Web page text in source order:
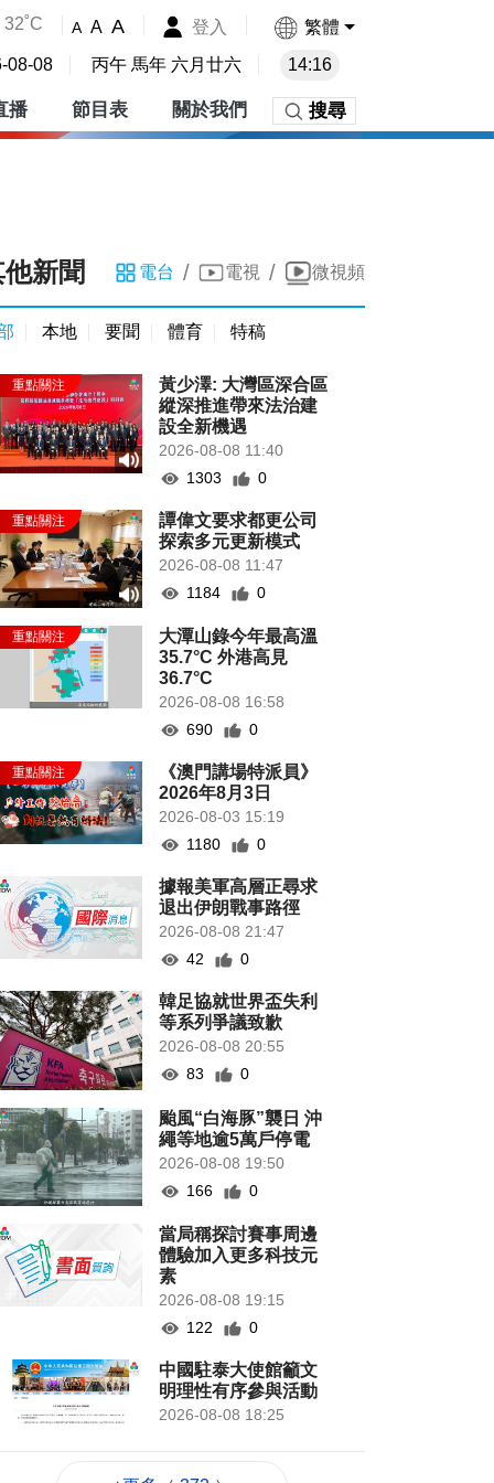
32˚C A A A 登入 繁體
08-08 丙午 馬年 六月廿六 14:16
播 節目表 關於我們 搜尋
新聞 電台 / 電視 / 微視頻
本地 要聞 體育 特稿
黃少澤: 大灣區深合區
縱深推進帶來法治建
設全新機遇
2026-08-08 11:40
1303
0
譚偉文要求都更公司
探索多元更新模式
2026-08-08 11:47
1184
0
大潭山錄今年最高溫
35.7°C 外港高見
36.7°C
2026-08-08 16:58
690
0
《澳門講場特派員》
2026年8月3日
2026-08-03 15:19
1180
0
據報美軍高層正尋求
退出伊朗戰事路徑
2026-08-08 21:47
42
0
韓足協就世界盃失利
等系列爭議致歉
2026-08-08 20:55
83
0
颱風“白海豚”襲日 沖
繩等地逾5萬戶停電
2026-08-08 19:50
166
0
當局稱探討賽事周邊
體驗加入更多科技元
素
2026-08-08 19:15
122
0
中國駐泰大使館籲文
明理性有序參與活動
2026-08-08 18:25